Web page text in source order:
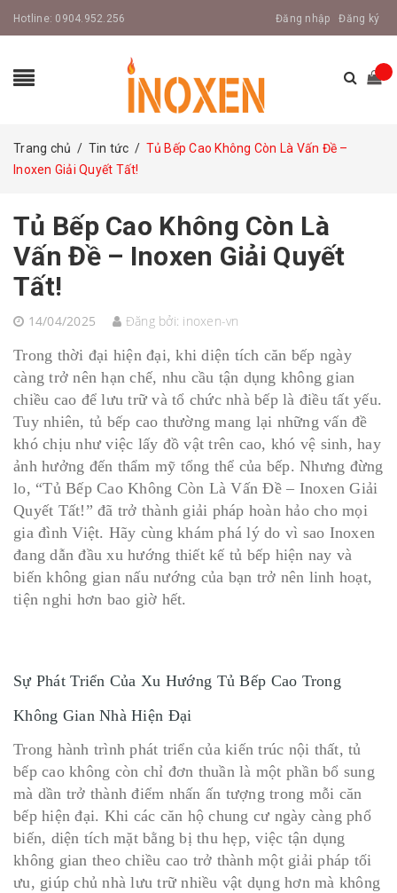
Hotline: 0904.952.256 Đăng nhập Đăng ký
Trang chủ / Tin tức / Tủ Bếp Cao Không Còn Là Vấn Đề –
Inoxen Giải Quyết Tất!
Tủ Bếp Cao Không Còn Là
Vấn Đề – Inoxen Giải Quyết
Tất!
14/04/2025 Đăng bởi: inoxen-vn
Trong thời đại hiện đại, khi diện tích căn bếp ngày
càng trở nên hạn chế, nhu cầu tận dụng không gian
chiều cao để lưu trữ và tổ chức nhà bếp là điều tất yếu.
Tuy nhiên, tủ bếp cao thường mang lại những vấn đề
khó chịu như việc lấy đồ vật trên cao, khó vệ sinh, hay
ảnh hưởng đến thẩm mỹ tổng thể của bếp. Nhưng đừng
lo, “Tủ Bếp Cao Không Còn Là Vấn Đề – Inoxen Giải
Quyết Tất!” đã trở thành giải pháp hoàn hảo cho mọi
gia đình Việt. Hãy cùng khám phá lý do vì sao Inoxen
đang dẫn đầu xu hướng thiết kế tủ bếp hiện nay và
biến không gian nấu nướng của bạn trở nên linh hoạt,
tiện nghi hơn bao giờ hết.
Sự Phát Triển Của Xu Hướng Tủ Bếp Cao Trong
Không Gian Nhà Hiện Đại
Trong hành trình phát triển của kiến trúc nội thất, tủ
bếp cao không còn chỉ đơn thuần là một phần bổ sung
mà dần trở thành điểm nhấn ấn tượng trong mỗi căn
bếp hiện đại. Khi các căn hộ chung cư ngày càng phổ
biến, diện tích mặt bằng bị thu hẹp, việc tận dụng
không gian theo chiều cao trở thành một giải pháp tối
ưu, giúp chủ nhà lưu trữ nhiều vật dụng hơn mà không